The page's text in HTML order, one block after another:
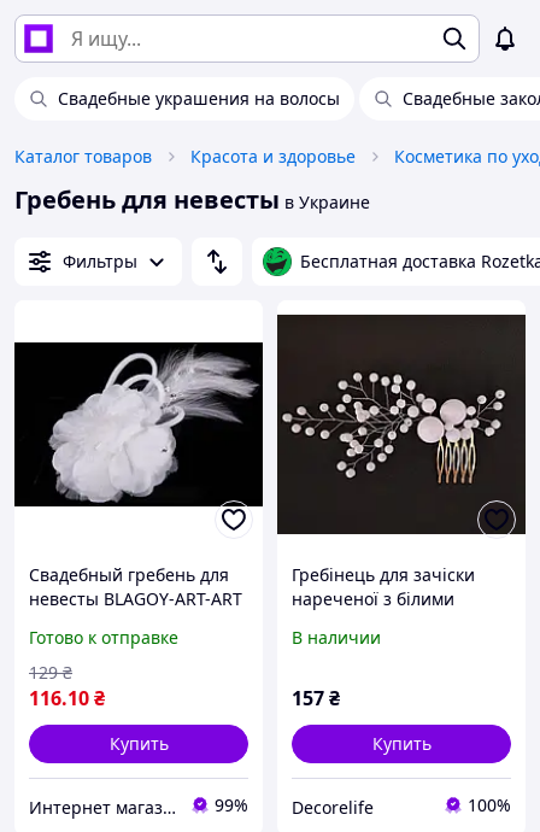
Свадебные украшения на волосы Свадебные
Каталог товаров Красота и здоровье Косметика по
Гребень для невесты в Украине
Фильтры Бесплатная доставка
Свадебный гребень для
невесты BLAGOY-ART-ART
Готово к отправке
116.10₴
129 ₴
Купить
Интернет магазин BLAGOY-ART 99%
Гребінець для зачіски
нареченої з білими
В наличии
157₴
Купить
Decorelife 100%